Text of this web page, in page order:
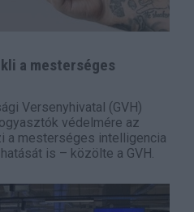
a mesterséges
Versenyhivatal (GVH)
védelmére az
a mesterséges intelligencia
is – közölte a GVH.